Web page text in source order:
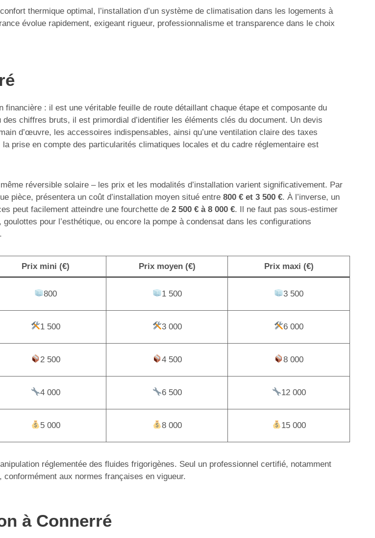
thermique optimal, l’installation d’un système de climatisation dans les logements à
évolue rapidement, exigeant rigueur, professionnalisme et transparence dans le choix
: il est une véritable feuille de route détaillant chaque étape et composante du
chiffres bruts, il est primordial d’identifier les éléments clés du document. Un devis
d’œuvre, les accessoires indispensables, ainsi qu’une ventilation claire des taxes
prise en compte des particularités climatiques locales et du cadre réglementaire est
réversible solaire – les prix et les modalités d’installation varient significativement. Par
pièce, présentera un coût d’installation moyen situé entre 800 € et 3 500 €. À l’inverse, un
peut facilement atteindre une fourchette de 2 500 € à 8 000 €. Il ne faut pas sous-estimer
pour l’esthétique, ou encore la pompe à condensat dans les configurations
Prix mini (€) Prix moyen (€) Prix maxi (€)
800 1 500 3 500
1 500 3 000 6 000
2 500 4 500 8 000
4 000 6 500 12 000
5 000 8 000 15 000
réglementée des fluides frigorigènes. Seul un professionnel certifié, notamment
aux normes françaises en vigueur.
à Connerré